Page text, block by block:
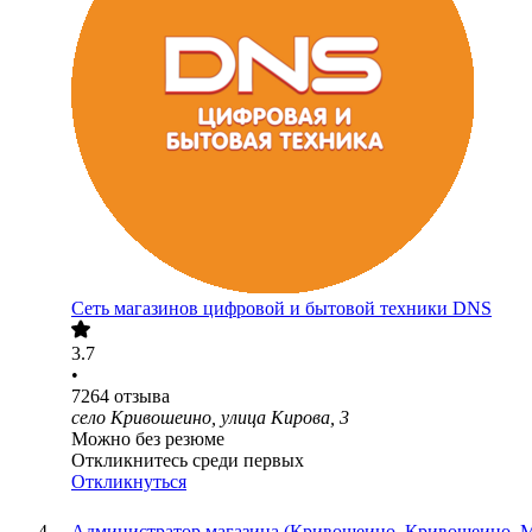
Сеть магазинов цифровой и бытовой техники DNS
3.7
•
7264 отзыва
село Кривошеино, улица Кирова, 3
Можно без резюме
Откликнитесь среди первых
Откликнуться